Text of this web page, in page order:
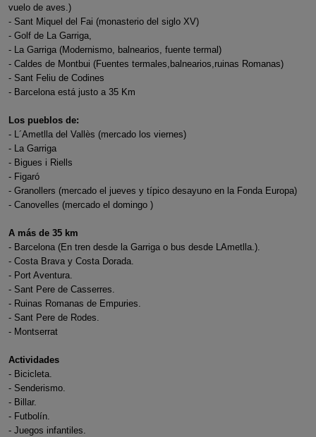
vuelo de aves.)
- Sant Miquel del Fai (monasterio del siglo XV)
- Golf de La Garriga,
- La Garriga (Modernismo, balnearios, fuente termal)
- Caldes de Montbui (Fuentes termales,balnearios,ruinas Romanas)
- Sant Feliu de Codines
- Barcelona está justo a 35 Km
Los pueblos de:
- L´Ametlla del Vallès (mercado los viernes)
- La Garriga
- Bigues i Riells
- Figaró
- Granollers (mercado el jueves y típico desayuno en la Fonda Europa)
- Canovelles (mercado el domingo )
A más de 35 km
- Barcelona (En tren desde la Garriga o bus desde LAmetlla.).
- Costa Brava y Costa Dorada.
- Port Aventura.
- Sant Pere de Casserres.
- Ruinas Romanas de Empuries.
- Sant Pere de Rodes.
- Montserrat
Actividades
- Bicicleta.
- Senderismo.
- Billar.
- Futbolín.
- Juegos infantiles.